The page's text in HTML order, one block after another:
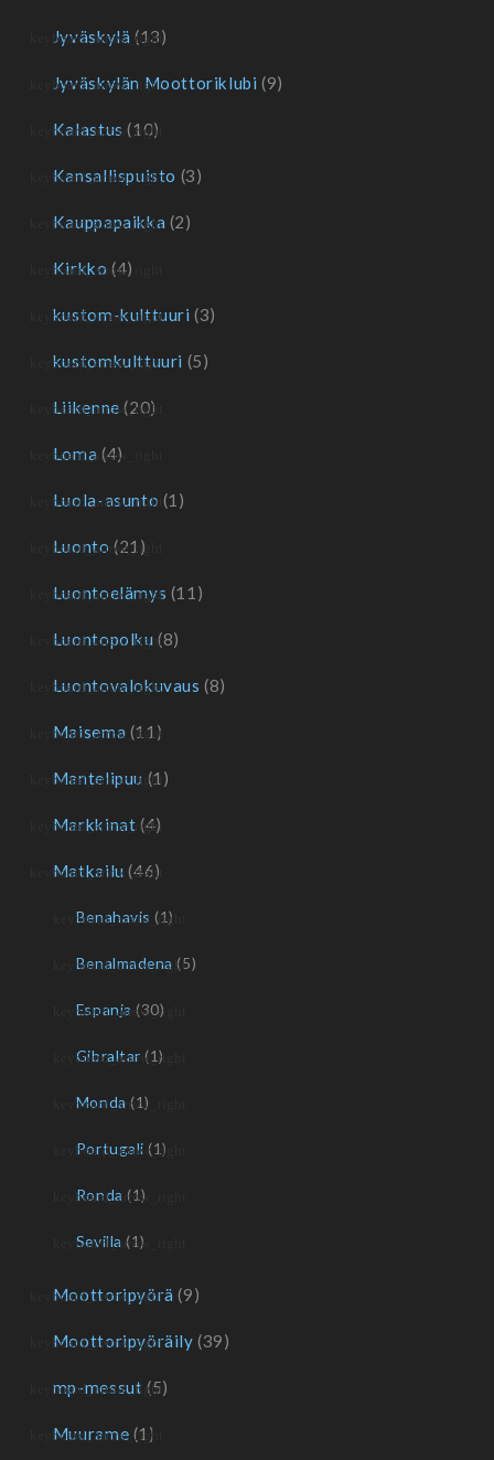
Jyväskylä (13)
Jyväskylän Moottoriklubi (9)
Kalastus (10)
Kansallispuisto (3)
Kauppapaikka (2)
Kirkko (4)
kustom-kulttuuri (3)
kustomkulttuuri (5)
Liikenne (20)
Loma (4)
Luola-asunto (1)
Luonto (21)
Luontoelämys (11)
Luontopolku (8)
Luontovalokuvaus (8)
Maisema (11)
Mantelipuu (1)
Markkinat (4)
Matkailu (46)
Benahavis (1)
Benalmadena (5)
Espanja (30)
Gibraltar (1)
Monda (1)
Portugali (1)
Ronda (1)
Sevilla (1)
Moottoripyörä (9)
Moottoripyöräily (39)
mp-messut (5)
Muurame (1)